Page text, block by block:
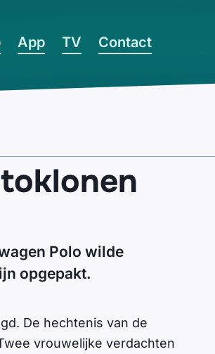
App TV Contact
Polo wilde
opgepakt.
De hechtenis van de
vrouwelijke verdachten